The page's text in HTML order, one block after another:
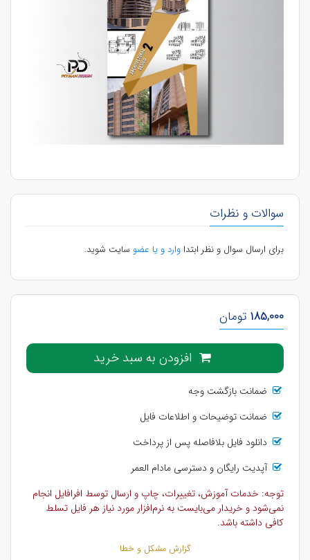
سوالات و نظرات
برای ارسال سوال و نظر ابتداوارد و یا عضو سایت شوید.
185,000 تومان
افزودن به سبد خرید
ضمانت بازگشت وجه
ضمانت توضیحات و اطلاعات فایل
دانلود فایل بلافاصله پس از پرداخت
آپدیت رایگان و دسترسی مادام العمر
توجه: خدمات آموزش، تغییرات، چاپ و ارسال توسط افرافایل انجام
نمی‌شود و خریدار می‌بایست به نرم‌افزار مورد نیاز هر فایل تسلط
کافی داشته باشد.
گزارش مشکل و خطا